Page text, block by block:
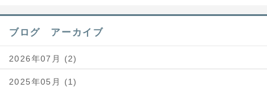
ブログ アーカイブ
2026年07月 (2)
2025年05月 (1)